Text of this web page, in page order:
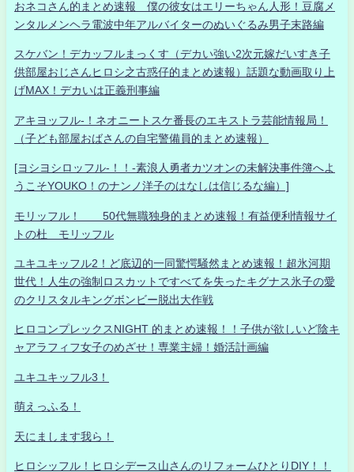
おネコさん的まとめ速報 僕の彼女はエリーちゃん人形！豆腐メ
ンタルメンヘラ電波中年アルバイターのぬいぐるみ男子末路編
スケバン！デカッフルまっくす（デカい強い2次元嫁だいすき子
供部屋おじさんヒロシ之古惑仔的まとめ速報）話題な動画取り上
げMAX！デカいは正義刑事編
アキヨッフル-！ネオニートスケ番長のエキストラ芸能情報局！
（子ども部屋おばさんの自宅警備員的まとめ速報）
[ヨシヨシロッフル-！！-素浪人勇者カツオンの未解決事件簿へよ
うこそYOUKO！のナンノ洋子のはなしは信じるな編）]
モリッフル！ 50代無職独身的まとめ速報！有益便利情報サイ
トの杜 モリッフル
ユキユキッフル2！ど底辺的一同驚愕騒然まとめ速報！超氷河期
世代！人生の強制ロスカットですべてを失ったキグナス氷子の愛
のクリスタルキングボンビー脱出大作戦
ヒロコンプレックスNIGHT 的まとめ速報！！子供が欲しいど陰キ
ャアラフィフ女子のめざせ！専業主婦！婚活計画編
ユキユキッフル3！
萌えっふる！
天にまします我ら！
ヒロシッフル！ヒロシデース山さんのリフォームひとりDIY！！